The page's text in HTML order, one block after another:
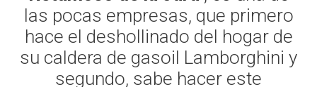
las pocas empresas, que primero
hace el deshollinado del hogar de
su caldera de gasoil Lamborghini y
segundo, sabe hacer este